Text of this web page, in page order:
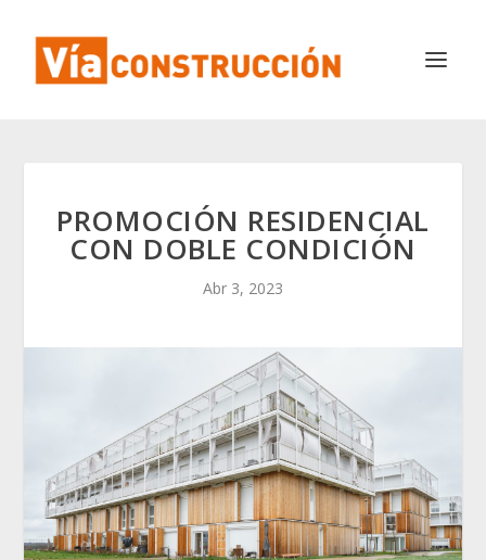
PROMOCIÓN RESIDENCIAL
CON DOBLE CONDICIÓN
Abr 3, 2023